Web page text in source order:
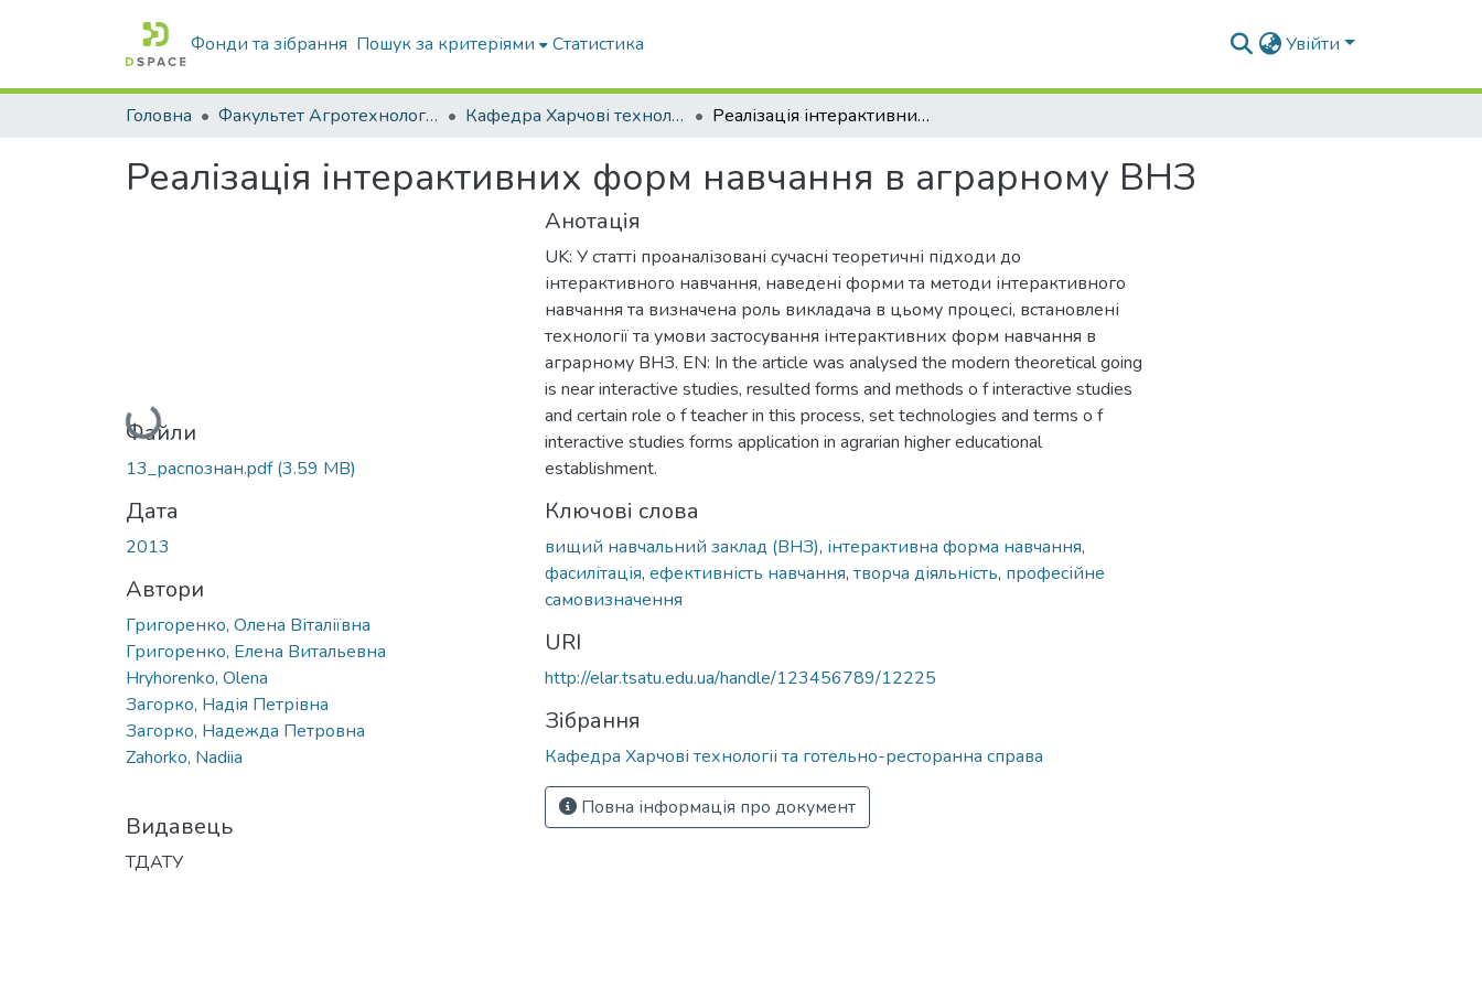
Фонди та зібрання Пошук за критеріями Статистика Увійти
Головна Факультет Агротехнологій та екології Кафедра Харчові технологіі та готельно-ресторанна справа Реалізація інтерактивних форм навчання в аграрному ВНЗ
Реалізація інтерактивних форм навчання в аграрному ВНЗ
Вантажиться...
Файли
13_распознан.pdf(3.59 MB)
Дата
2013
Автори
Григоренко, Олена Віталіївна
Григоренко, Елена Витальевна
Hryhorenko, Olena
Загорко, Надія Петрівна
Загорко, Надежда Петровна
Zahorko, Nadiia
Видавець
ТДАТУ
Анотація
UK: У статті проаналізовані сучасні теоретичні підходи до
інтерактивного навчання, наведені форми та методи інтерактивного
навчання та визначена роль викладача в цьому процесі, встановлені
технології та умови застосування інтерактивних форм навчання в
аграрному ВНЗ. EN: In the article was analysed the modern theoretical going
is near interactive studies, resulted forms and methods o f interactive studies
and certain role o f teacher in this process, set technologies and terms o f
interactive studies forms application in agrarian higher educational
establishment.
Ключові слова
вищий навчальний заклад (ВНЗ), інтерактивна форма навчання,
фасилітація, ефективність навчання, творча діяльність, професійне
самовизначення
URI
http://elar.tsatu.edu.ua/handle/123456789/12225
Зібрання
Кафедра Харчові технологіі та готельно-ресторанна справа
Повна інформація про документ